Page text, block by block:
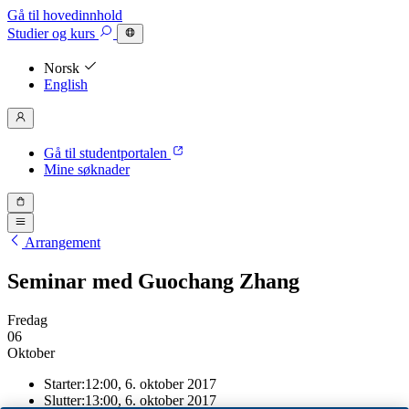
Gå til hovedinnhold
Studierog kurs
Norsk
English
Gå til studentportalen
Mine søknader
Arrangement
Seminar med Guochang Zhang
Fredag
06
Oktober
Starter:12:00, 6. oktober 2017
Slutter:13:00, 6. oktober 2017